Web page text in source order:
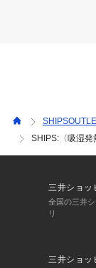
【2024FW モイ
品番: 112-05-
ます。
【注意事項】
ご確認の上、着
※撮影環境によ
商品の色味は商
SHIPS:〈吸湿発
三井ショッ
全国の三井
リ
三井ショッ